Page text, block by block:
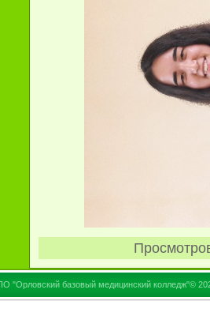
базовый медицинский колледж"©